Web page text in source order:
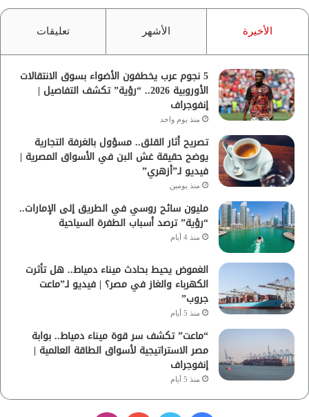
الأخيرة الأشهر تعليقات
5 نجوم عرب يخطفون الأضواء بسوق الانتقالات
الأوروبية 2026.. “رؤية” تكشف التفاصيل |
إنفوجراف
منذ يوم واحد
تصريح أثار القلق.. مسؤول بالغرفة التجارية
يوضح حقيقة غش البن في الأسواق المصرية |
فيديو لـ”أزهري”
منذ يومين
مليون سائح روسي في الطريق إلى الإمارات..
“رؤية” ترصد أسباب الطفرة السياحية
منذ 4 أيام
الغموض يحيط بحادث ميناء دمياط.. هل تأثرت
الكهرباء والغاز في مصر؟ | فيديو لـ”ماعت
جروب”
منذ 5 أيام
“ماعت” تكشف سر قوة ميناء دمياط.. بوابة
مصر الاستراتيجية لأسواق الطاقة العالمية |
إنفوجراف
منذ 5 أيام